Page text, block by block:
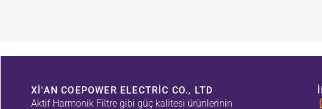
XI'AN COEPOWER ELECTRIC CO., LTD
Aktif Harmonik Filtre gibi güç kalitesi ürünlerinin